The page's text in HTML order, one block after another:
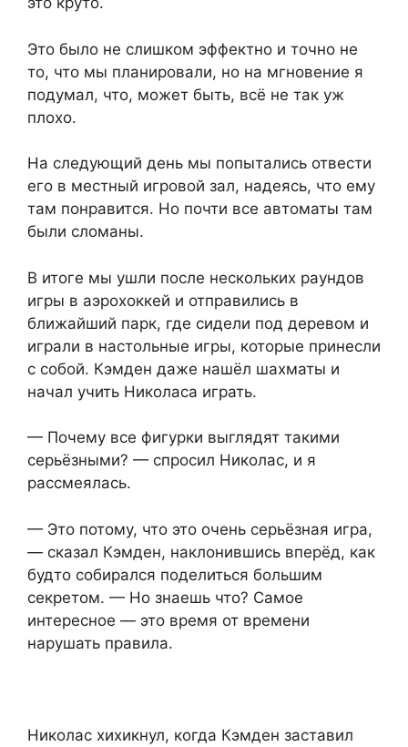
Это было не слишком эффектно и точно не
то, что мы планировали, но на мгновение я
подумал, что, может быть, всё не так уж
плохо.
На следующий день мы попытались отвести
его в местный игровой зал, надеясь, что ему
там понравится. Но почти все автоматы там
были сломаны.
В итоге мы ушли после нескольких раундов
игры в аэрохоккей и отправились в
ближайший парк, где сидели под деревом и
играли в настольные игры, которые принесли
с собой. Кэмден даже нашёл шахматы и
начал учить Николаса играть.
— Почему все фигурки выглядят такими
серьёзными? — спросил Николас, и я
рассмеялась.
— Это потому, что это очень серьёзная игра,
— сказал Кэмден, наклонившись вперёд, как
будто собирался поделиться большим
секретом. — Но знаешь что? Самое
интересное — это время от времени
нарушать правила.
Николас хихикнул, когда Кэмден заставил